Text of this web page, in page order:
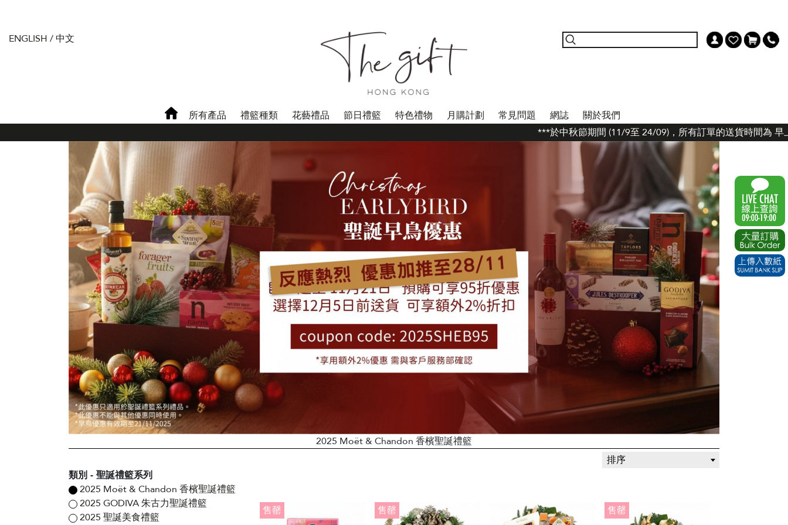
ENGLISH /中文
所有產品 禮籃種類 花藝禮品 節日禮籃 特色禮物 月購計劃 常見問題 網誌
關於我們
***於中秋節期間 (11/9至 24/09)，所有訂單的送貨時間為 早上9
2025 Moët & Chandon 香檳聖誕禮籃
排序
類別 - 聖誕禮籃系列
2025 Moët & Chandon 香檳聖誕禮籃
2025 GODIVA 朱古力聖誕禮籃
2025 聖誕美食禮籃
售罄 售罄 售罄